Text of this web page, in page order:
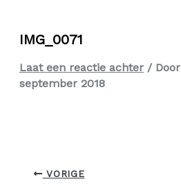
IMG_0071
Laat een reactie achter / Door
september 2018
VORIGE